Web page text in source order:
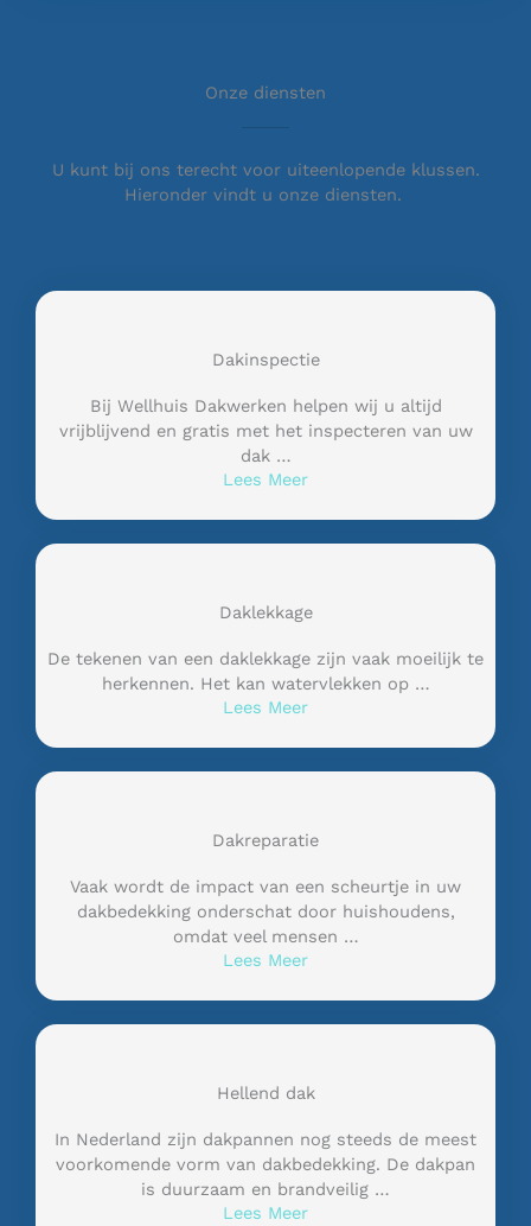
Onze diensten
U kunt bij ons terecht voor uiteenlopende klussen.
Hieronder vindt u onze diensten.
Dakinspectie
Bij Wellhuis Dakwerken helpen wij u altijd
vrijblijvend en gratis met het inspecteren van uw
dak …
Lees Meer
Daklekkage
De tekenen van een daklekkage zijn vaak moeilijk te
herkennen. Het kan watervlekken op …
Lees Meer
Dakreparatie
Vaak wordt de impact van een scheurtje in uw
dakbedekking onderschat door huishoudens,
omdat veel mensen …
Lees Meer
Hellend dak
In Nederland zijn dakpannen nog steeds de meest
voorkomende vorm van dakbedekking. De dakpan
is duurzaam en brandveilig …
Lees Meer